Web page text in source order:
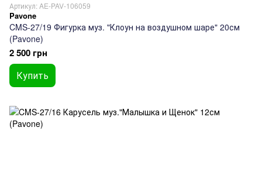
Артикул: AE-PAV-106059
Pavone
CMS-27/19 Фигурка муз. "Клоун на воздушном шаре" 20см
(Pavone)
2 500 грн
Купить